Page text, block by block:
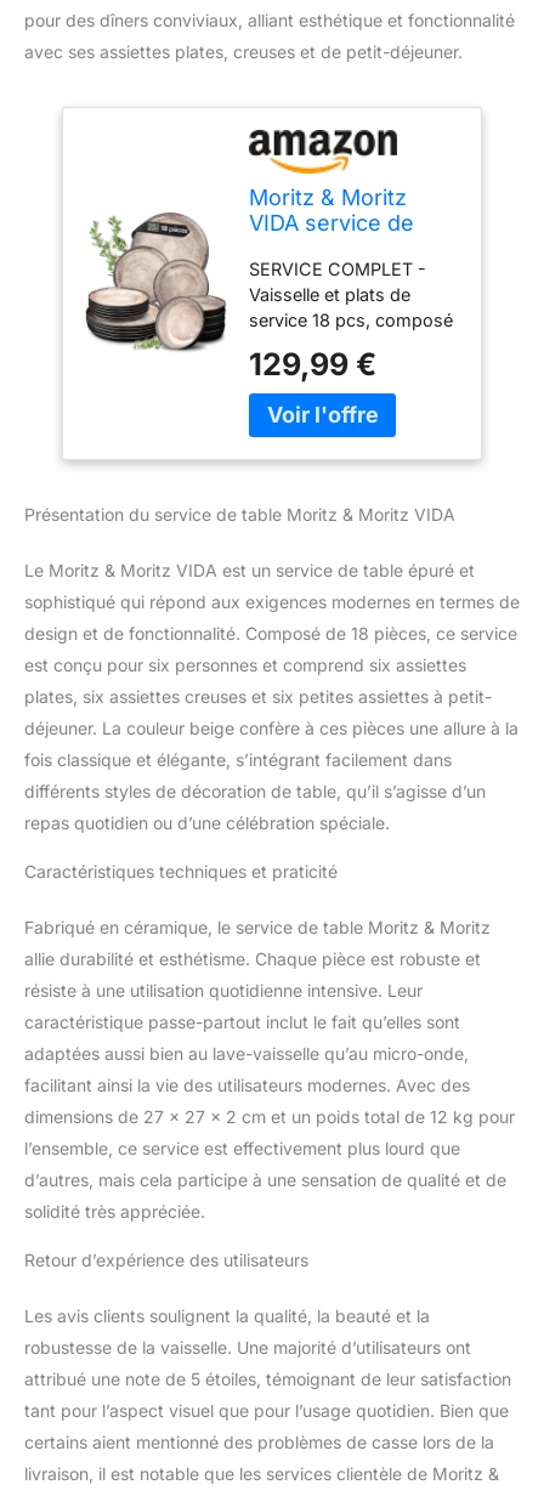
pour des dîners conviviaux, alliant esthétique et fonctionnalité
avec ses assiettes plates, creuses et de petit-déjeuner.
Moritz & Moritz
VIDA service de
18 Pièces - services
de vaisselle beige
6x assiettes plates,
6x assiettes
creuses, 6x à petit-
déjeuner
SERVICE COMPLET -
Vaisselle et plats de
service 18 pcs, composé
x 2 cm, 6 assiettes à
dessert 20 x 2 cm et 6
assiettes à soupe 19 x
Moritz & Moritz, formes
de grande qualité, dans
des couleurs modernes
beige SUPÉRIEURE -
de la meilleure qualité,
design parfaitement
pensé, adaptée au lave-
vaisselle et au micro-
Attire les regards sur
toutes les tables, pour le
séduit avec ses formes
élégantes IDÉE CADEAU
- Idéal comme cadeau et
souvenir pour une
anniversaire, un mariage
et de nombreuses autres
occasions
129,99 €
Présentation du service de table Moritz & Moritz VIDA
Le Moritz & Moritz VIDA est un service de table épuré et
sophistiqué qui répond aux exigences modernes en termes de
design et de fonctionnalité. Composé de 18 pièces, ce service
est conçu pour six personnes et comprend six assiettes
plates, six assiettes creuses et six petites assiettes à petit-
déjeuner. La couleur beige confère à ces pièces une allure à la
fois classique et élégante, s’intégrant facilement dans
différents styles de décoration de table, qu’il s’agisse d’un
repas quotidien ou d’une célébration spéciale.
Caractéristiques techniques et praticité
Fabriqué en céramique, le service de table Moritz & Moritz
allie durabilité et esthétisme. Chaque pièce est robuste et
résiste à une utilisation quotidienne intensive. Leur
caractéristique passe-partout inclut le fait qu’elles sont
adaptées aussi bien au lave-vaisselle qu’au micro-onde,
facilitant ainsi la vie des utilisateurs modernes. Avec des
dimensions de 27 x 27 x 2 cm et un poids total de 12 kg pour
l’ensemble, ce service est effectivement plus lourd que
d’autres, mais cela participe à une sensation de qualité et de
solidité très appréciée.
Retour d’expérience des utilisateurs
Les avis clients soulignent la qualité, la beauté et la
robustesse de la vaisselle. Une majorité d’utilisateurs ont
attribué une note de 5 étoiles, témoignant de leur satisfaction
tant pour l’aspect visuel que pour l’usage quotidien. Bien que
certains aient mentionné des problèmes de casse lors de la
livraison, il est notable que les services clientèle de Moritz &